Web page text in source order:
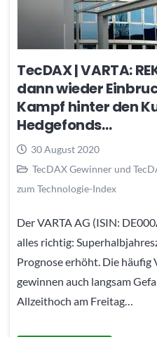
TecDAX | VARTA:
dann wieder
Kampf hinter den
Hedgefonds…
30 August 2020
TecDAX Gewinner und
zum Technologie-Index
Der VARTA AG (ISIN:
alles richtig:
Prognose erhöht. Die
gewinnen auch langsam
Allzeithoch am Freitag…